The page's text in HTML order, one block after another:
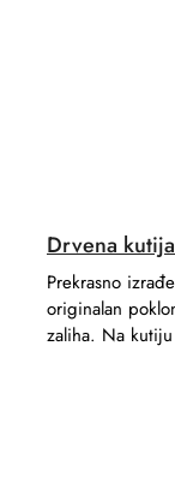
Drvena
Prekrasno
originalan
zaliha. Na